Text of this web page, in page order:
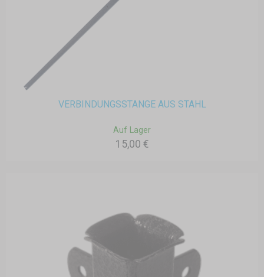
VERBINDUNGSSTANGE AUS STAHL
Auf Lager
15,00 €